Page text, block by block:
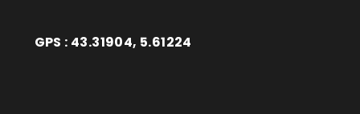
GPS : 43.31904, 5.61224